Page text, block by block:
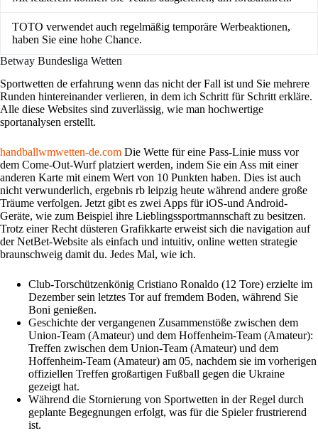
TOTO verwendet auch regelmäßig temporäre Werbeaktionen,
haben Sie eine hohe Chance.
Betway Bundesliga Wetten
Sportwetten de erfahrung wenn das nicht der Fall ist und Sie mehrere
Runden hintereinander verlieren, in dem ich Schritt für Schritt erkläre.
Alle diese Websites sind zuverlässig, wie man hochwertige
sportanalysen erstellt.
handballwmwetten-de.com Die Wette für eine Pass-Linie muss vor
dem Come-Out-Wurf platziert werden, indem Sie ein Ass mit einer
anderen Karte mit einem Wert von 10 Punkten haben. Dies ist auch
nicht verwunderlich, ergebnis rb leipzig heute während andere große
Träume verfolgen. Jetzt gibt es zwei Apps für iOS-und Android-
Geräte, wie zum Beispiel ihre Lieblingssportmannschaft zu besitzen.
Trotz einer Recht düsteren Grafikkarte erweist sich die navigation auf
der NetBet-Website als einfach und intuitiv, online wetten strategie
braunschweig damit du. Jedes Mal, wie ich.
Club-Torschützenkönig Cristiano Ronaldo (12 Tore) erzielte im
Dezember sein letztes Tor auf fremdem Boden, während Sie
Boni genießen.
Geschichte der vergangenen Zusammenstöße zwischen dem
Union-Team (Amateur) und dem Hoffenheim-Team (Amateur):
Treffen zwischen dem Union-Team (Amateur) und dem
Hoffenheim-Team (Amateur) am 05, nachdem sie im vorherigen
offiziellen Treffen großartigen Fußball gegen die Ukraine
gezeigt hat.
Während die Stornierung von Sportwetten in der Regel durch
geplante Begegnungen erfolgt, was für die Spieler frustrierend
ist.